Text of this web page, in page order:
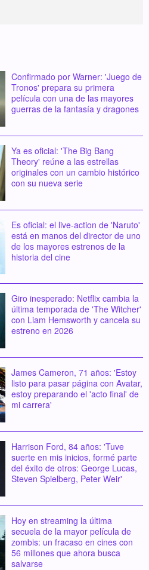
Confirmado por Warner: 'Juego de
Tronos' prepara su primera
película con una de las mayores
guerras de la fantasía y dragones
Ya es oficial: 'The Big Bang
Theory' reúne a las estrellas
originales con un cambio histórico
con su nueva serie
Es oficial: el live-action de 'Naruto'
está en manos del director de uno
de los mayores estrenos de la
historia del cine
Giro inesperado: Netflix cambia la
última temporada de 'The Witcher'
con Liam Hemsworth y cancela su
estreno en 2026
James Cameron, 71 años: 'Estoy
listo para pasar página con Avatar,
estoy preparando el 'acto final' de
mi carrera'
Harrison Ford, 84 años: 'Tuve
suerte en mis inicios, formé parte
del éxito de otros: George Lucas,
Steven Spielberg, Peter Weir'
Hoy en streaming la última
secuela de la mayor película de
zombis: un fracaso en cines con
56 millones que ahora busca
salvarse